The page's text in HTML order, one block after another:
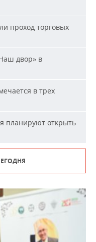
проход торговых
двор» в
в трех
планируют открыть